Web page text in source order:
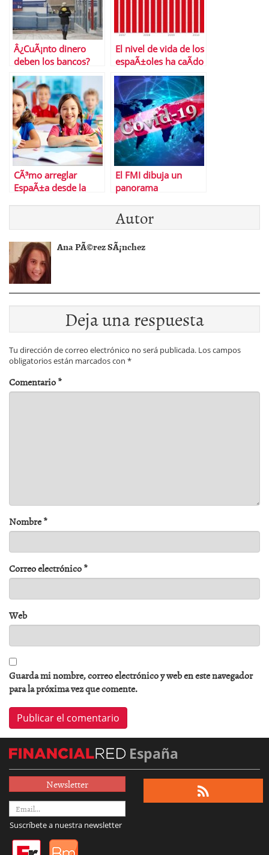
Â¿CuÃ¡nto dinero
deben los bancos?
El nivel de vida de los
espaÃ±oles ha caÃ­do
mÃ¡s que en la Gran
DepresiÃ³n de EEUU
CÃ³mo arreglar
EspaÃ±a desde la
El FMI dibuja un
panorama
economÃ­a mundial
Autor
Ana PÃ©rez SÃ¡nchez
Deja una respuesta
Tu dirección de correo electrónico no será publicada. Los campos
obligatorios están marcados con *
Comentario*
Nombre*
Correo electrónico*
Web
Guarda mi nombre, correo electrónico y web en este navegador
para la próxima vez que comente.
España
Newsletter
Suscríbete a nuestra newsletter